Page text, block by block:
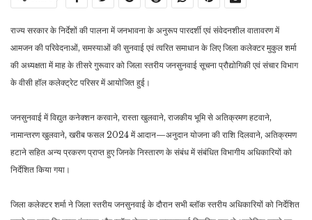
राज्य सरकार के निर्देशों की पालना में जनभावना के अनुरूप पारदर्शी एवं संवेदनशील वातावरण में
आमजन की परिवेदनाओं, समस्याओं की सुनवाई एवं त्वरित समाधान के लिए जिला कलेक्टर मुकुल शर्मा
की अध्यक्षता में माह के तीसरे गुरूवार को जिला स्तरीय जनसुनवाई सूचना प्रौद्योगिकी एवं संचार विभाग
के वीसी हॉल कलेक्ट्रेट परिसर में आयोजित हुई।
जनसुनवाई में विद्युत कनेक्शन करवाने, रास्ता खुलवाने, राजकीय भूमि से अतिक्रमण हटवाने,
नामान्तरण खुलवाने, खरीब फसल 2024 में आदान—अनुदान योजना की राशि दिलवाने, अतिक्रमण
हटाने सहित अन्य प्रकरण प्राप्त हुए जिनके निस्तारण के संबंध में संबंधित विभागीय अधिकारियों को
निर्देशित किया गया।
जिला कलेक्टर शर्मा ने जिला स्तरीय जनसुनवाई के दौरान सभी ब्लॉक स्तरीय अधिकारियों को निर्देशित